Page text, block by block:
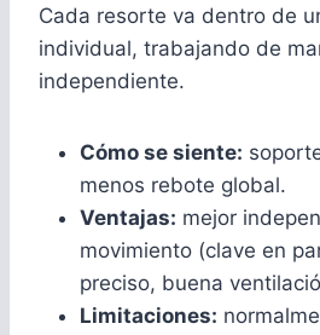
Cada resorte va dentro de
individual, trabajando de
independiente.
Cómo se siente:
menos rebote global.
Ventajas: mejor
movimiento (clave en
preciso, buena
Limitaciones: